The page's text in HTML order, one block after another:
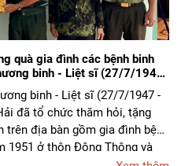
quà gia đình các bệnh binh
binh - Liệt sĩ (27/7/1947
binh - Liệt sĩ (27/7/1947 -
đã tổ chức thăm hỏi, tặng
địa bàn gồm gia đình bệnh
1951 ở thôn Động Thông và